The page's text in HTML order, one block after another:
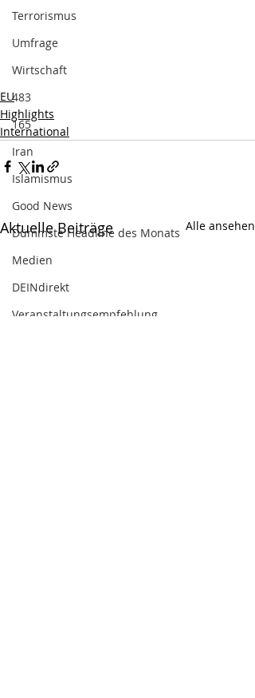
Terrorismus
Umfrage
Wirtschaft
483
165
Iran
Islamismus
Good News
Dümmste Headline des Monats
Medien
DEINdirekt
Veranstaltungsempfehlung
EU
Highlights
International
Aktuelle Beiträge Alle ansehen